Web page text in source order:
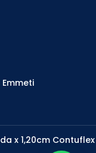
x 1,20cm Contuflex